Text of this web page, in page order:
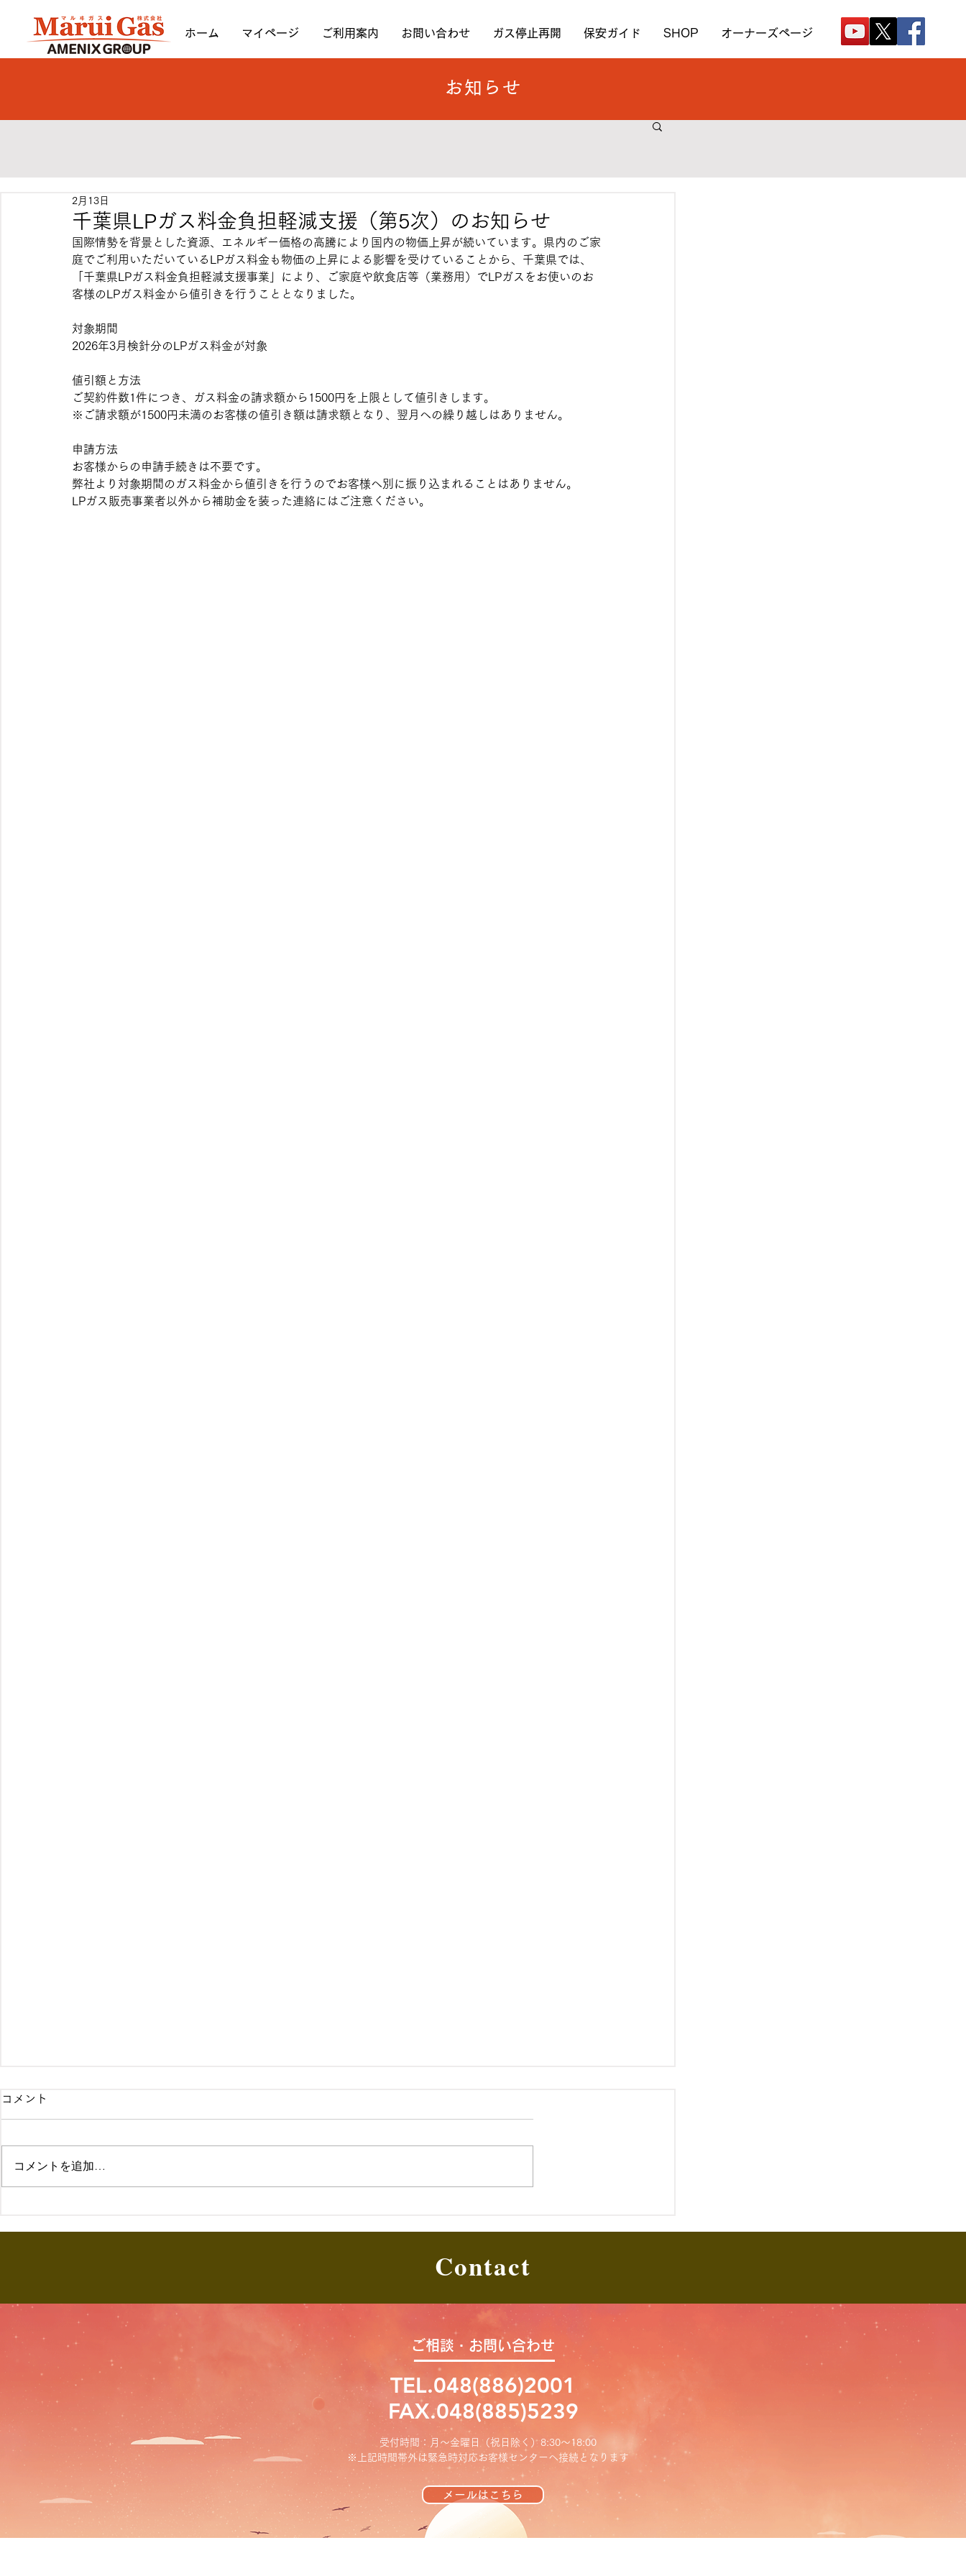
ホーム マイページ ご利用案内 お問い合わせ ガス停止再開 保安ガイド SHOP オーナーズページ
お知らせ
千葉県LPガス料金負担軽減支援（第5次）のお知らせ
2月13日
国際情勢を背景とした資源、エネルギー価格の高騰により国内の物価上昇が続いています。県内のご家
庭でご利用いただいているLPガス料金も物価の上昇による影響を受けていることから、千葉県では、
「千葉県LPガス料金負担軽減支援事業」により、ご家庭や飲食店等（業務用）でLPガスをお使いのお
客様のLPガス料金から値引きを行うこととなりました。
対象期間
2026年3月検針分のLPガス料金が対象
値引額と方法
ご契約件数1件につき、ガス料金の請求額から1500円を上限として値引きします。
※ご請求額が1500円未満のお客様の値引き額は請求額となり、翌月への繰り越しはありません。
申請方法
お客様からの申請手続きは不要です。
弊社より対象期間のガス料金から値引きを行うのでお客様へ別に振り込まれることはありません。
LPガス販売事業者以外から補助金を装った連絡にはご注意ください。
コメント
コメントを追加…
Contact
ご相談・お問い合わせ
TEL.048(886)2001
FAX.048(885)5239
受付時間：月～金曜日（祝日除く）8:30〜18:00
※上記時間帯外は緊急時対応お客様センターへ接続となります
メールはこちら